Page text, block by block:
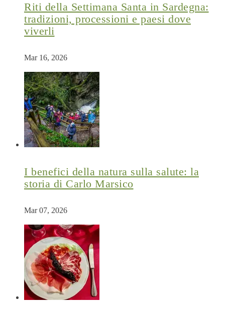
Riti della Settimana Santa in Sardegna:
tradizioni, processioni e paesi dove
viverli
Mar 16, 2026
I benefici della natura sulla salute: la
storia di Carlo Marsico
Mar 07, 2026